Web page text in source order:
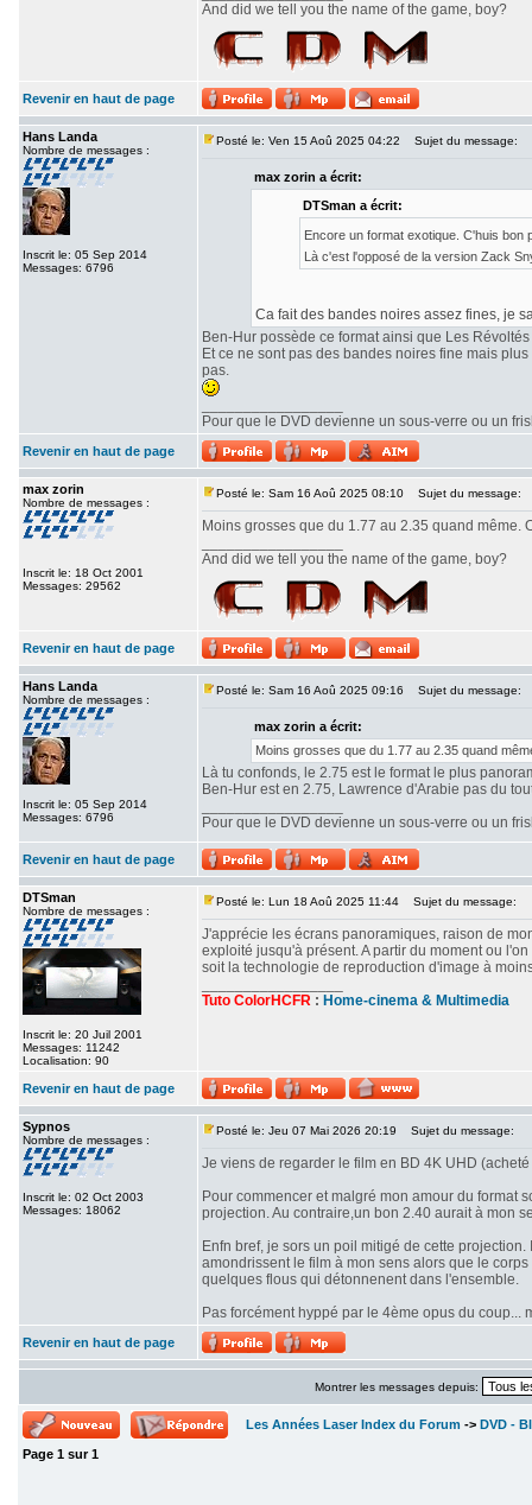
And did we tell you the name of the game, boy?
Revenir en haut de page
Hans Landa
Nombre de messages :
Inscrit le: 05 Sep 2014
Messages: 6796
Posté le: Ven 15 Aoû 2025 04:22 Sujet du message:
max zorin a écrit:
DTSman a écrit:
Encore un format exotique. C'huis
Là c'est l'opposé de la version Zack
Ca fait des bandes noires assez fines, je
Ben-Hur possède ce format ainsi que Les
Et ce ne sont pas des bandes noires fine mais
pas.
Pour que le DVD devienne un sous-verre ou un
Revenir en haut de page
max zorin
Nombre de messages :
Inscrit le: 18 Oct 2001
Messages: 29562
Posté le: Sam 16 Aoû 2025 08:10 Sujet du message:
Moins grosses que du 1.77 au 2.35 quand même.
And did we tell you the name of the game, boy?
Revenir en haut de page
Hans Landa
Nombre de messages :
Inscrit le: 05 Sep 2014
Messages: 6796
Posté le: Sam 16 Aoû 2025 09:16 Sujet du message:
max zorin a écrit:
Moins grosses que du 1.77 au 2.35 quand
Là tu confonds, le 2.75 est le format le plus
Ben-Hur est en 2.75, Lawrence d'Arabie pas du
Pour que le DVD devienne un sous-verre ou un
Revenir en haut de page
DTSman
Nombre de messages :
Inscrit le: 20 Juil 2001
Messages: 11242
Localisation: 90
Posté le: Lun 18 Aoû 2025 11:44 Sujet du message:
J'apprécie les écrans panoramiques, raison de
exploité jusqu'à présent. A partir du moment ou
soit la technologie de reproduction d'image à
Tuto ColorHCFR : Home-cinema & Multimedia
Revenir en haut de page
Sypnos
Nombre de messages :
Inscrit le: 02 Oct 2003
Messages: 18062
Posté le: Jeu 07 Mai 2026 20:19 Sujet du message:
Je viens de regarder le film en BD 4K UHD
Pour commencer et malgré mon amour du format
projection. Au contraire,un bon 2.40 aurait à mon
Enfn bref, je sors un poil mitigé de cette
amondrissent le film à mon sens alors que le
quelques flous qui détonnenent dans l'ensemble.
Pas forcément hyppé par le 4ème opus du
Revenir en haut de page
Montrer les messages depuis:
Les Années Laser Index du Forum -> DVD -
Page 1 sur1